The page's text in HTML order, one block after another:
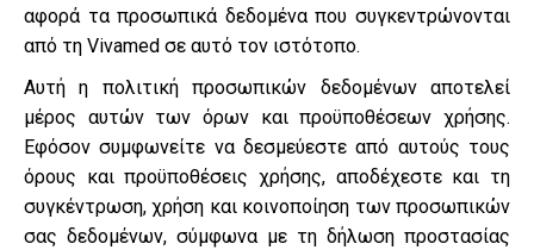
αφορά τα προσωπικά δεδομένα που συγκεντρώνονται
από τη Vivamed σε αυτό τον ιστότοπο.
Αυτή η πολιτική προσωπικών δεδομένων αποτελεί
μέρος αυτών των όρων και προϋποθέσεων χρήσης.
Εφόσον συμφωνείτε να δεσμεύεστε από αυτούς τους
όρους και προϋποθέσεις χρήσης, αποδέχεστε και τη
συγκέντρωση, χρήση και κοινοποίηση των προσωπικών
σας δεδομένων, σύμφωνα με τη δήλωση προστασίας